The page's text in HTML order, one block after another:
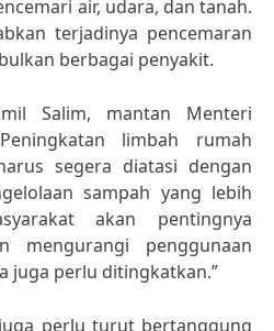
air, udara, dan tanah.
terjadinya pencemaran
berbagai penyakit.
Salim, mantan Menteri
limbah rumah
segera diatasi dengan
sampah yang lebih
akan pentingnya
mengurangi penggunaan
juga perlu ditingkatkan.”
perlu turut bertanggung